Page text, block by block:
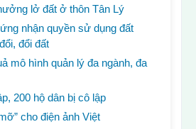
lở đất ở thôn Tân Lý
nhận quyền sử dụng đất
đổi đất
mô hình quản lý đa ngành, đa
200 hộ dân bị cô lập
cho điện ảnh Việt